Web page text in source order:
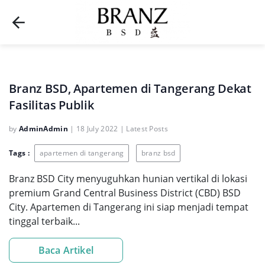
Branz BSD, Apartemen di Tangerang Dekat
Fasilitas Publik
by AdminAdmin | 18 July 2022 | Latest Posts
Tags : apartemen di tangerang branz bsd
Branz BSD City menyuguhkan hunian vertikal di lokasi
premium Grand Central Business District (CBD) BSD
City. Apartemen di Tangerang ini siap menjadi tempat
tinggal terbaik...
Baca Artikel